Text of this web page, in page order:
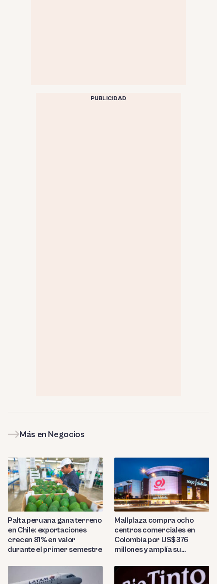
PUBLICIDAD
Más en Negocios
Palta peruana gana terreno
en Chile: exportaciones
crecen 81% en valor
durante el primer semestre
Mallplaza compra ocho
centros comerciales en
Colombia por US$376
millones y amplía su